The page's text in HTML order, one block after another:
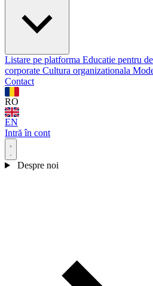
Listare pe platforma Educatie pentru
corporate Cultura organizationala
Contact
RO
EN
Intră în cont
Despre noi